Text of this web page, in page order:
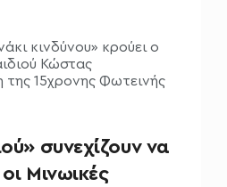
κινδύνου» κρούει ο
Κώστας
της 15χρονης Φωτεινής
συνεχίζουν να
Μινωικές